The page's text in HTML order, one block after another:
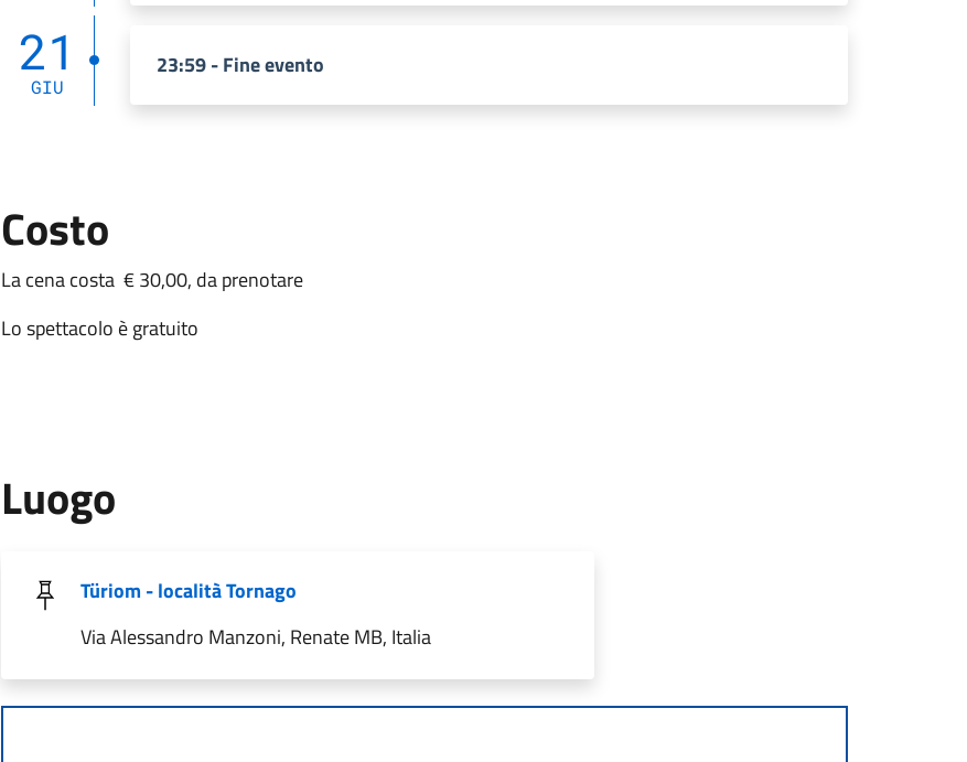
21
GIU
23:59 - Fine evento
Costo
La cena costa € 30,00, da prenotare
Lo spettacolo è gratuito
Luogo
Türiom - località Tornago
Via Alessandro Manzoni, Renate MB, Italia